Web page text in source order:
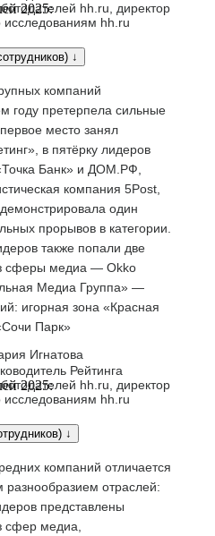
hh.ru, директор
исследованиям hh.ru
↓
компаний
году претерпела сильные
место занял
в пятёрку лидеров
Банк» и ДОМ.РФ,
компания 5Post,
один
прорывов в категории.
также попали две
сферы медиа — Okko
Медиа Группа» —
игорная зона «Красная
Парк»
Игнатова
Рейтинга
hh.ru, директор
исследованиям hh.ru
↓
компаний отличается
отраслей:
представлены
сфер медиа,